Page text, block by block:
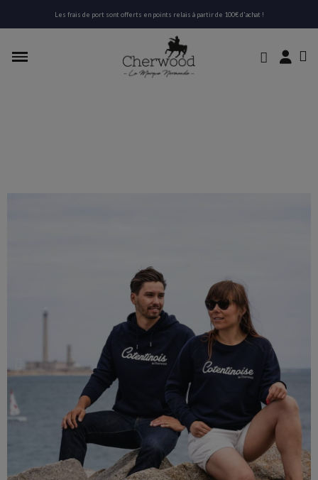
Les frais de port sont offerts en points relais à partir de 100€ d'achat !